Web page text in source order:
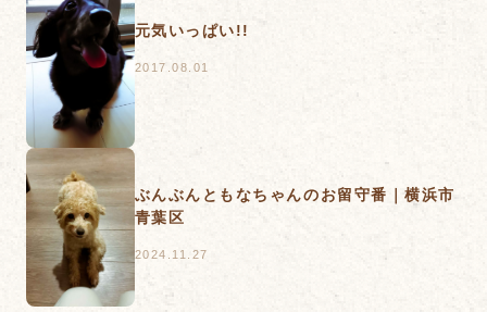
元気いっぱい!!
2017.08.01
ぶんぶんともなちゃんのお留守番｜横浜市
青葉区
2024.11.27